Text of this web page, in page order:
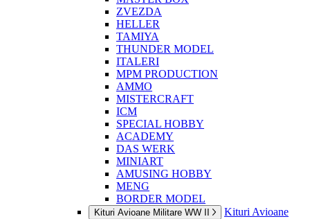
ZVEZDA
HELLER
TAMIYA
THUNDER MODEL
ITALERI
MPM PRODUCTION
AMMO
MISTERCRAFT
ICM
SPECIAL HOBBY
ACADEMY
DAS WERK
MINIART
AMUSING HOBBY
MENG
BORDER MODEL
Kituri Avioane Militare WW II
Kituri Avioane